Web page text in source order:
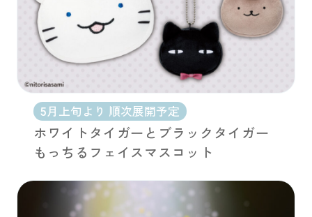
5月上旬より 順次展開予定
ホワイトタイガーとブラックタイガー
もっちるフェイスマスコット